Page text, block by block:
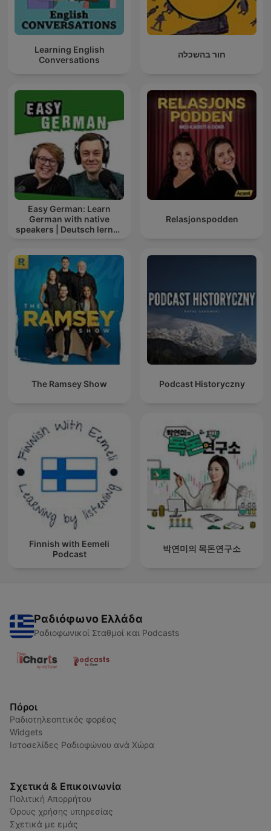
Learning English
Conversations
חור בהשכלה
Easy German: Learn
German with native
speakers | Deutsch lernen
Relasjonspodden
The Ramsey Show Podcast Historyczny
Finnish with Eemeli
Podcast
박연미의 목돈연구소
Ραδιόφωνο Ελλάδα
Ραδιοφωνικοί Σταθμοί και Podcasts
Πόροι
Ραδιοτηλεοπτικός φορέας
Widgets
Ιστοσελίδες Ραδιοφώνου ανά Χώρα
Σχετικά & Επικοινωνία
Πολιτική Απορρήτου
Όρους χρήσης υπηρεσίας
Σχετικά με εμάς